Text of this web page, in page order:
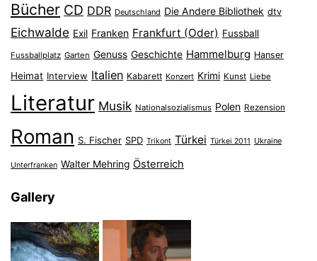
Bücher CD DDR Deutschland Die Andere Bibliothek dtv
Eichwalde Exil Franken Frankfurt (Oder) Fussball
Fussballplatz Garten Genuss Geschichte Hammelburg Hanser
Heimat Interview Italien Kabarett Konzert Krimi Kunst Liebe
Literatur Musik Nationalsozialismus Polen Rezension
Roman S. Fischer SPD Trikont Türkei Türkei 2011 Ukraine
Unterfranken Walter Mehring Österreich
Gallery